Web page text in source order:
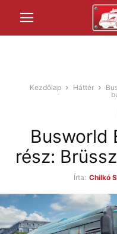
Kezdőlap Háttér
Busworld
rész:
Írta: Chilkó